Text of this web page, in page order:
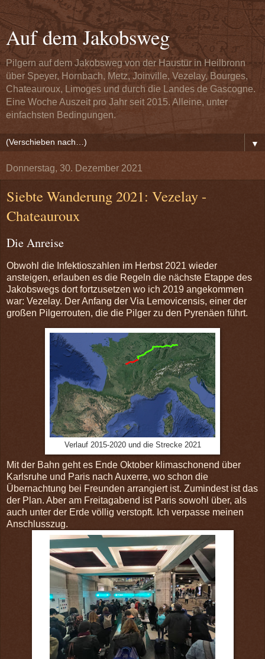
Auf dem Jakobsweg
Pilgern auf dem Jakobsweg von der Haustür in Heilbronn
über Speyer, Hornbach, Metz, Joinville, Vezelay, Bourges,
Chateauroux, Limoges und durch die Landes de Gascogne.
Eine Woche Auszeit pro Jahr seit 2015. Alleine, unter
einfachsten Bedingungen.
▼
Donnerstag, 30. Dezember 2021
Siebte Wanderung 2021: Vezelay -
Chateauroux
Die Anreise
Obwohl die Infektioszahlen im Herbst 2021 wieder
ansteigen, erlauben es die Regeln die nächste Etappe des
Jakobswegs dort fortzusetzen wo ich 2019 angekommen
war: Vezelay. Der Anfang der Via Lemovicensis, einer der
großen Pilgerrouten, die die Pilger zu den Pyrenäen führt.
Verlauf 2015-2020 und die Strecke 2021
Mit der Bahn geht es Ende Oktober klimaschonend über
Karlsruhe und Paris nach Auxerre, wo schon die
Übernachtung bei Freunden arrangiert ist. Zumindest ist das
der Plan. Aber am Freitagabend ist Paris sowohl über, als
auch unter der Erde völlig verstopft. Ich verpasse meinen
Anschlusszug.